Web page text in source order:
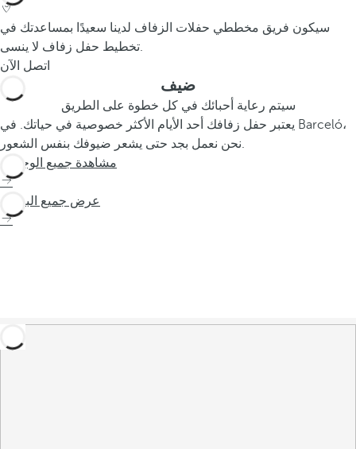
سيكون فريق مخططي حفلات الزفاف لدينا سعيدًا بمساعدتك في
تخطيط حفل زفاف لا ينسى.
اتصل الآن
ضيف
سيتم رعاية أحبائك في كل خطوة على الطريق
يعتبر حفل زفافك أحد الأيام الأكثر خصوصية في حياتك. في Barceló،
نحن نعمل بجد حتى يشعر ضيوفك بنفس الشعور.
مشاهدة جميع الوجهات
عرض جميع الباقات